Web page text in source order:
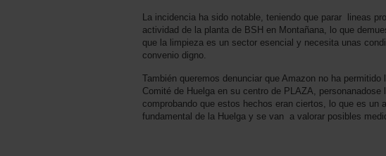
La incidencia ha sido notable, teniendo que parar lineas
actividad de la planta de BSH en Montañana, lo que
que la limpieza es un sector esencial y necesita unas
convenio digno.
También queremos denunciar que Amazon no ha permitido
Comité de Huelga en su centro de PLAZA, personanadose
comprobando que estos hechos eran ciertos, lo que es un
fundamental de la Huelga y se van a valorar posibles